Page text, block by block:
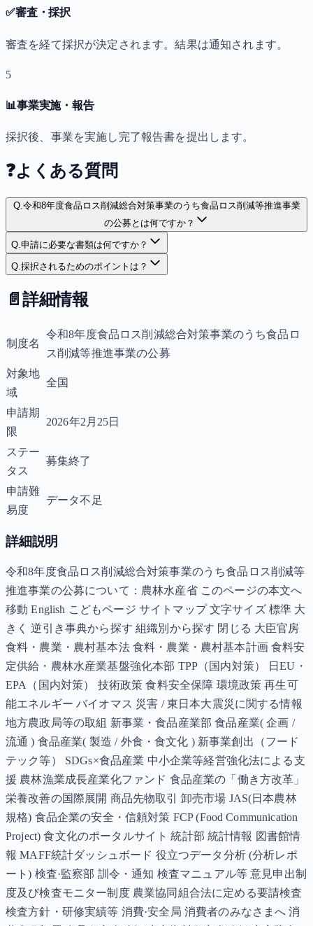
✅審査・採択
審査を経て採択が決定されます。結果は通知されます。
5
📊事業実施・報告
採択後、事業を実施し完了報告書を提出します。
❓よくある質問
Q.令和8年度食品ロス削減総合対策事業のうち食品ロス削減等推進事業
の公募とは何ですか？
Q.申請に必要な書類は何ですか？
Q.採択されるためのポイントは？
📄 詳細情報
制度名
令和8年度食品ロス削減総合対策事業のうち食品ロ
ス削減等推進事業の公募
対象地
域
全国
申請期
限
2026年2月25日
ステー
タス
募集終了
申請難
易度
データ不足
詳細説明
令和8年度食品ロス削減総合対策事業のうち食品ロス削減等
推進事業の公募について：農林水産省 このページの本文へ
移動 English こどもページ サイトマップ 文字サイズ 標準 大
きく 逆引き事典から探す 組織別から探す 閉じる 大臣官房
食料・農業・農村基本法 食料・農業・農村基本計画 食料安
定供給・農林水産業基盤強化本部 TPP（国内対策） 日EU・
EPA（国内対策） 技術政策 食料安全保障 環境政策 再生可
能エネルギー バイオマス 災害 / 東日本大震災に関する情報
地方農政局等の取組 新事業・食品産業部 食品産業( 企画 /
流通 ) 食品産業( 製造 / 外食・食文化 ) 新事業創出（フード
テック等） SDGs×食品産業 中小企業等経営強化法による支
援 農林漁業成長産業化ファンド 食品産業の「働き方改革」
栄養改善の国際展開 商品先物取引 卸売市場 JAS(日本農林
規格) 食品企業の安全・信頼対策 FCP (Food Communication
Project) 食文化のポータルサイト 統計部 統計情報 図書館情
報 MAFF統計ダッシュボード 役立つデータ分析 (分析レポ
ート) 検査·監察部 訓令・通知 検査マニュアル等 意見申出制
度及び検査モニター制度 農業協同組合法に定める要請検査
検査方針・研修実績等 消費·安全局 消費者のみなさまへ 消